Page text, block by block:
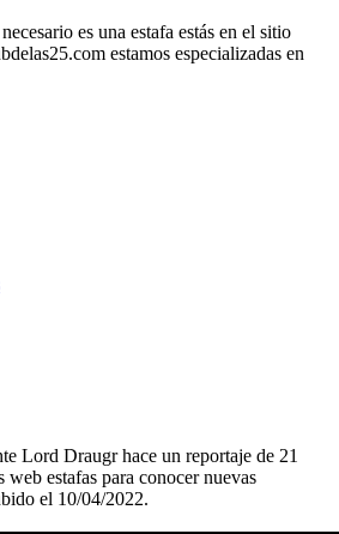
es una estafa estás en el sitio
estamos especializadas en
Lord Draugr hace un reportaje de 21
web estafas para conocer nuevas
el 10/04/2022.